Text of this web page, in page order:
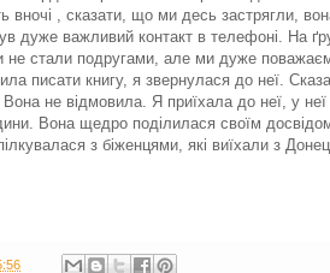
вночі , сказати, що ми десь застрягли,
дуже важливий контакт в телефоні. На
стали подругами, але ми дуже поважаєм
писати книгу, я звернулася до неї.
Вона не відмовила. Я приїхала до неї, у
Вона щедро поділилася своїм
з біженцями, які виїхали з